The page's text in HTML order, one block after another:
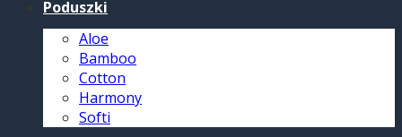
Poduszki
Aloe
Bamboo
Cotton
Harmony
Softi